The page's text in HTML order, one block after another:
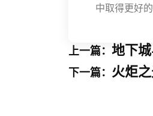
中取得更好的
上一篇： 地下
下一篇： 火炬